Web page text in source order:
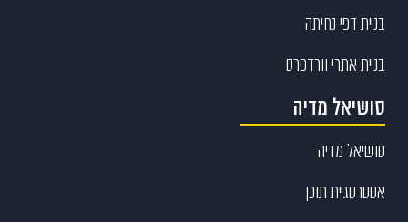
בניית דפי נחיתה
בניית אתרי וורדפרס
סושיאל מדיה
סושיאל מדיה
אסטרטגיית תוכן